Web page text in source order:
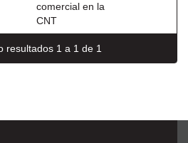
comercial en la
CNT
resultados 1 a 1 de 1